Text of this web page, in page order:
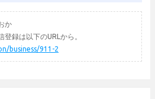
か
登録は以下のURLから。
business/911-2